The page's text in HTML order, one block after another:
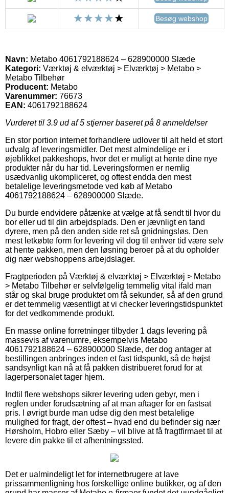
Besøg webshop
Navn: Metabo 4061792188624 – 628900000 Slæde
Kategori: Værktøj & elværktøj > Elværktøj > Metabo >
Metabo Tilbehør
Producent: Metabo
Varenummer: 76673
EAN: 4061792188624
Vurderet til 3.9 ud af 5 stjerner baseret på 8 anmeldelser
En stor portion internet forhandlere udlover til alt held et stort
udvalg af leveringsmidler. Det mest almindelige er i
øjeblikket pakkeshops, hvor det er muligt at hente dine nye
produkter når du har tid. Leveringsformen er nemlig
usædvanlig ukompliceret, og oftest endda den mest
betalelige leveringsmetode ved køb af Metabo
4061792188624 – 628900000 Slæde.
Du burde endvidere påtænke at vælge at få sendt til hvor du
bor eller ud til din arbejdsplads. Den er jævnligt en tand
dyrere, men på den anden side ret så gnidningsløs. Den
mest letkøbte form for levering vil dog til enhver tid være selv
at hente pakken, men den løsning beroer på at du opholder
dig nær webshoppens arbejdslager.
Fragtperioden på Værktøj & elværktøj > Elværktøj > Metabo
> Metabo Tilbehør er selvfølgelig temmelig vital ifald man
står og skal bruge produktet om få sekunder, så af den grund
er det temmelig væsentligt at vi checker leveringstidspunktet
for det vedkommende produkt.
En masse online forretninger tilbyder 1 dags levering på
massevis af varenumre, eksempelvis Metabo
4061792188624 – 628900000 Slæde, der dog antager at
bestillingen anbringes inden et fast tidspunkt, så de højst
sandsynligt kan nå at få pakken distribueret forud for at
lagerpersonalet tager hjem.
Indtil flere webshops sikrer levering uden gebyr, men i
reglen under forudsætning af at man aftager for en fastsat
pris. I øvrigt burde man udse dig den mest betalelige
mulighed for fragt, der oftest – hvad end du befinder sig nær
Hørsholm, Hobro eller Sæby – vil blive at få fragtfirmaet til at
levere din pakke til et afhentningssted.
Det er ualmindeligt let for internetbrugere at lave
prissammenligning hos forskellige online butikker, og af den